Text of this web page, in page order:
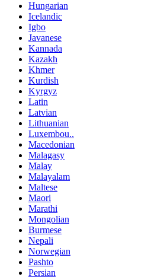
Hungarian
Icelandic
Igbo
Javanese
Kannada
Kazakh
Khmer
Kurdish
Kyrgyz
Latin
Latvian
Lithuanian
Luxembou..
Macedonian
Malagasy
Malay
Malayalam
Maltese
Maori
Marathi
Mongolian
Burmese
Nepali
Norwegian
Pashto
Persian